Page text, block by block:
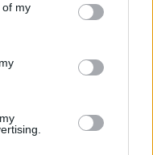
of my
το 3 στα 3;